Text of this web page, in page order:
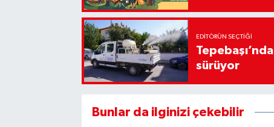
EDITÖRÜN SEÇTIĞI
sürüyor
Bunlar da ilginizi çekebilir